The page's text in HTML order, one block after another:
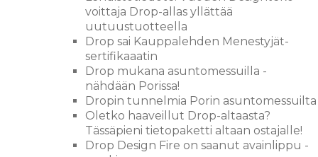
voittaja Drop-allas yllättää
uutuustuotteella
Drop sai Kauppalehden Menestyjät-
sertifikaaatin
Drop mukana asuntomessuilla -
nähdään Porissa!
Dropin tunnelmia Porin asuntomessuilta
Oletko haaveillut Drop-altaasta?
Tässäpieni tietopaketti altaan ostajalle!
Drop Design Fire on saanut avainlippu -